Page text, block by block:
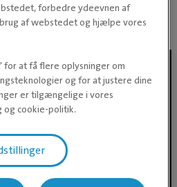
forbedre ydeevnen af
af webstedet og hjælpe vores
for at få flere oplysninger om
og for at justere dine
er tilgængelige i vores
cookie-politik.